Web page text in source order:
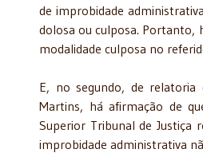
de improbidade
dolosa ou culposa. Portanto,
modalidade culposa no
E, no segundo, de
Martins, há afirmação de
Superior Tribunal de Justiça
improbidade administrativa